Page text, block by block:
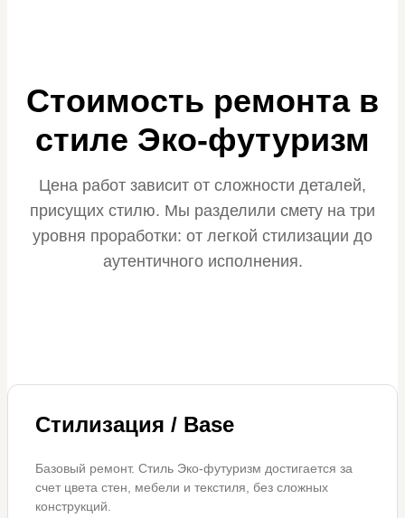
Стоимость ремонта в
стиле Эко-футуризм
Цена работ зависит от сложности деталей,
присущих стилю. Мы разделили смету на три
уровня проработки: от легкой стилизации до
аутентичного исполнения.
Стилизация / Base
Базовый ремонт. Стиль Эко-футуризм достигается за
счет цвета стен, мебели и текстиля, без сложных
конструкций.